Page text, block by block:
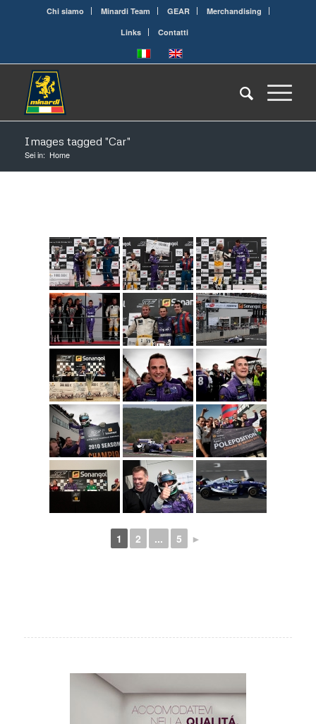
Chi siamo Minardi Team GEAR
Merchandising
Links
Contatti
Images tagged "Car"
Sei in: Home
1 2 ... 5 ►